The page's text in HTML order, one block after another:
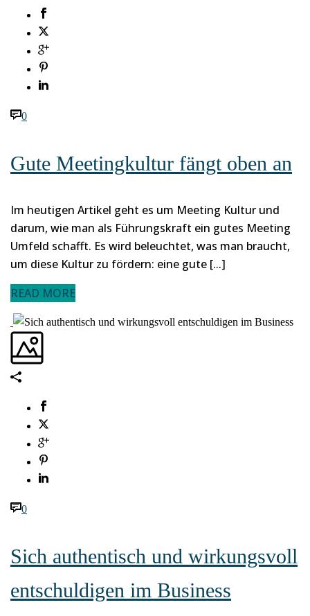
0
Gute Meetingkultur fängt oben an
Im heutigen Artikel geht es um Meeting Kultur und
darum, wie man als Führungskraft ein gutes Meeting
Umfeld schafft. Es wird beleuchtet, was man braucht,
um diese Kultur zu fördern: eine gute [...]
READ MORE
0
Sich authentisch und wirkungsvoll
entschuldigen im Business